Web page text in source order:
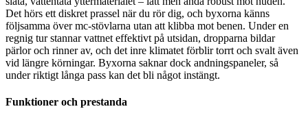
Det hörs ett diskret prassel när du rör dig, och byxorna känns
följsamma över mc-stövlarna utan att klibba mot benen. Under en
regnig tur stannar vattnet effektivt på utsidan, dropparna bildar
pärlor och rinner av, och det inre klimatet förblir torrt och svalt även
vid längre körningar. Byxorna saknar dock andningspaneler, så
under riktigt långa pass kan det bli något instängt.
Funktioner och prestanda